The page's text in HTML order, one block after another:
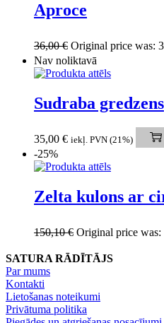
Aproce
36,00€ Original price was:
Nav noliktavā
Sudraba gredzens
35,00 € iekļ. PVN (21%)
-25%
Zelta kulons ar
150,10€ Original price was:
SATURA RĀDĪTĀJS
Par mums
Kontakti
Lietošanas noteikumi
Privātuma politika